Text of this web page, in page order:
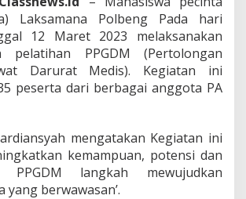
m
a
n
a
P
o
n
g
B
e
Laksamana Polbeng Pada hari
12 Maret 2023 melaksanakan
pelatihan PPGDM (Pertolongan
Darurat Medis). Kegiatan ini
peserta dari berbagai anggota PA
mengatakan Kegiatan ini
kemampuan, potensi dan
PPGDM langkah mewujudkan
yang berwawasan’.